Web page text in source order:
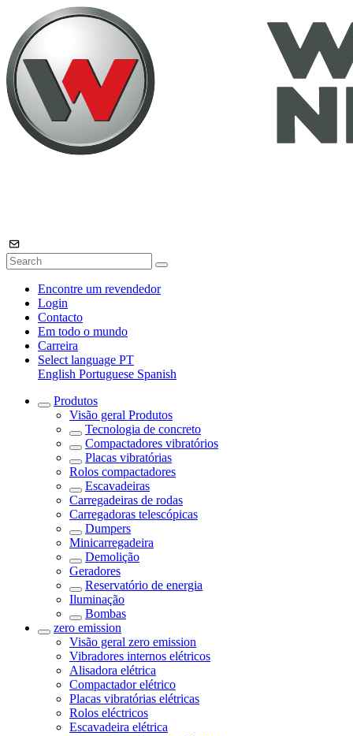
Encontre um revendedor
Login
Contacto
Em todo o mundo
Carreira
Select language PT
English Portuguese Spanish
Produtos
Visão geral Produtos
Tecnologia de concreto
Compactadores vibratórios
Placas vibratórias
Rolos compactadores
Escavadeiras
Carregadeiras de rodas
Carregadoras telescópicas
Dumpers
Minicarregadeira
Demolição
Geradores
Reservatório de energia
Iluminação
Bombas
zero emission
Visão geral zero emission
Vibradores internos elétricos
Alisadora elétrica
Compactador elétrico
Placas vibratórias elétricas
Rolos eléctricos
Escavadeira elétrica